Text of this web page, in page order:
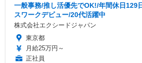
一般事務/推し活優先でOK!/年間休日129
スワークデビュー/20代活躍中
株式会社エクシードジャパン
東京都
月給25万円～
正社員